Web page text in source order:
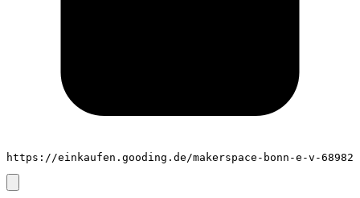
https://einkaufen.gooding.de/makerspace-bonn-e-v-68982